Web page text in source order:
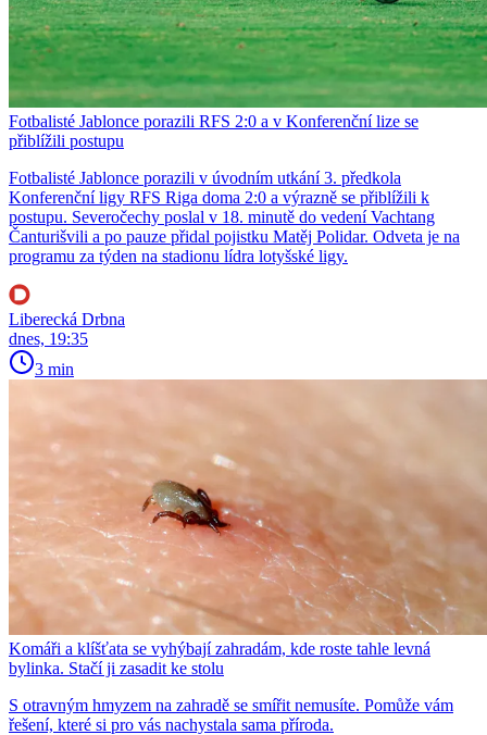
Fotbalisté Jablonce porazili RFS 2:0 a v Konferenční lize se
přiblížili postupu
Fotbalisté Jablonce porazili v úvodním utkání 3. předkola
Konferenční ligy RFS Riga doma 2:0 a výrazně se přiblížili k
postupu. Severočechy poslal v 18. minutě do vedení Vachtang
Čanturišvili a po pauze přidal pojistku Matěj Polidar. Odveta je na
programu za týden na stadionu lídra lotyšské ligy.
Liberecká Drbna
dnes, 19:35
3 min
Komáři a klíšťata se vyhýbají zahradám, kde roste tahle levná
bylinka. Stačí ji zasadit ke stolu
S otravným hmyzem na zahradě se smířit nemusíte. Pomůže vám
řešení, které si pro vás nachystala sama příroda.